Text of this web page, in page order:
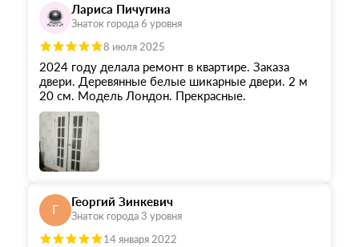
Лариса Пичугина
Знаток города 6 уровня
8 июля 2025
2024 году делала ремонт в квартире. Заказа
двери. Деревянные белые шикарные двери. 2 м
20 см. Модель Лондон. Прекрасные.
Г
Георгий Зинкевич
Знаток города 3 уровня
14 января 2022